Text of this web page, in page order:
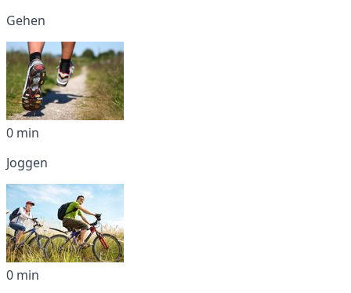
Gehen
0 min
Joggen
0 min